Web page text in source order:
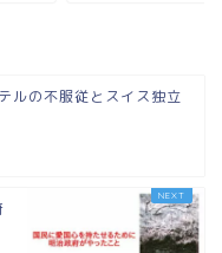
ルの不服従とスイス独立